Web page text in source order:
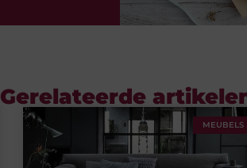
Gerelateerde
MEUBELS